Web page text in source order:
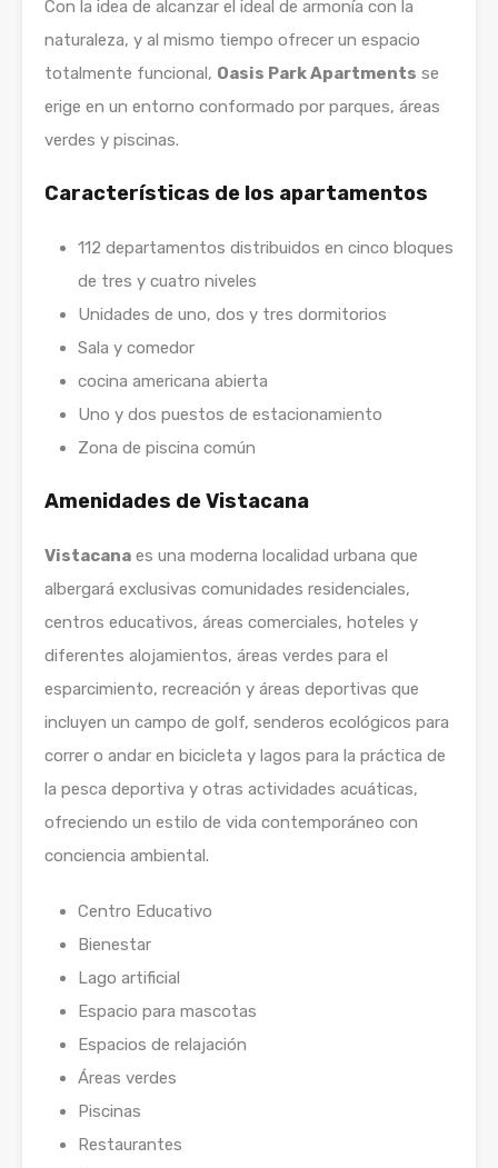
Con la idea de alcanzar el ideal de armonía con la
naturaleza, y al mismo tiempo ofrecer un espacio
totalmente funcional, Oasis Park Apartments se
erige en un entorno conformado por parques, áreas
verdes y piscinas.
Características de los apartamentos
112 departamentos distribuidos en cinco bloques
de tres y cuatro niveles
Unidades de uno, dos y tres dormitorios
Sala y comedor
cocina americana abierta
Uno y dos puestos de estacionamiento
Zona de piscina común
Amenidades de Vistacana
Vistacana es una moderna localidad urbana que
albergará exclusivas comunidades residenciales,
centros educativos, áreas comerciales, hoteles y
diferentes alojamientos, áreas verdes para el
esparcimiento, recreación y áreas deportivas que
incluyen un campo de golf, senderos ecológicos para
correr o andar en bicicleta y lagos para la práctica de
la pesca deportiva y otras actividades acuáticas,
ofreciendo un estilo de vida contemporáneo con
conciencia ambiental.
Centro Educativo
Bienestar
Lago artificial
Espacio para mascotas
Espacios de relajación
Áreas verdes
Piscinas
Restaurantes